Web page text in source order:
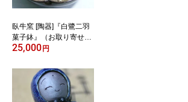
臥牛窯 [陶器]『白鷺二羽
菓子鉢』（お取り寄せ商
品です。）
25,000 円